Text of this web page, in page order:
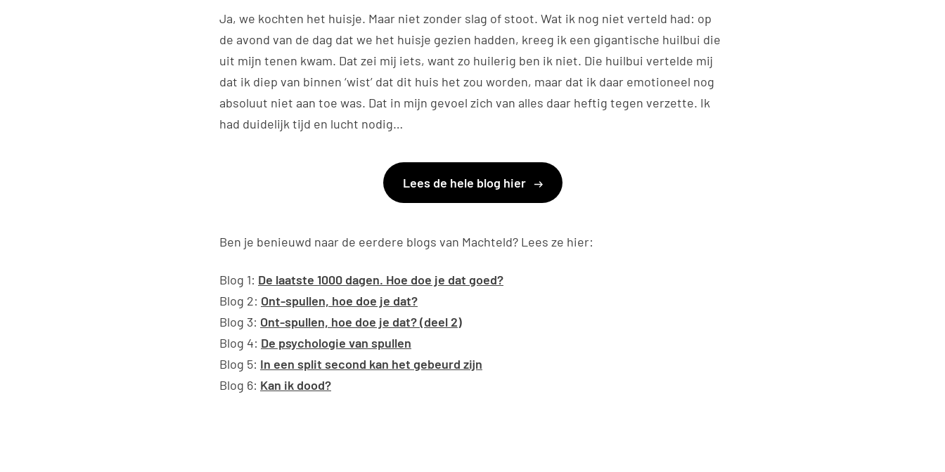
Ja, we kochten het huisje. Maar niet zonder slag of stoot. Wat ik nog niet verteld had: op
de avond van de dag dat we het huisje gezien hadden, kreeg ik een gigantische huilbui die
uit mijn tenen kwam. Dat zei mij iets, want zo huilerig ben ik niet. Die huilbui vertelde mij
dat ik diep van binnen ‘wist’ dat dit huis het zou worden, maar dat ik daar emotioneel nog
absoluut niet aan toe was. Dat in mijn gevoel zich van alles daar heftig tegen verzette. Ik
had duidelijk tijd en lucht nodig…
Lees de hele blog hier
Ben je benieuwd naar de eerdere blogs van Machteld? Lees ze hier:
Blog 1: De laatste 1000 dagen. Hoe doe je dat goed?
Blog 2: Ont-spullen, hoe doe je dat?
Blog 3: Ont-spullen, hoe doe je dat? (deel 2)
Blog 4: De psychologie van spullen
Blog 5: In een split second kan het gebeurd zijn
Blog 6: Kan ik dood?